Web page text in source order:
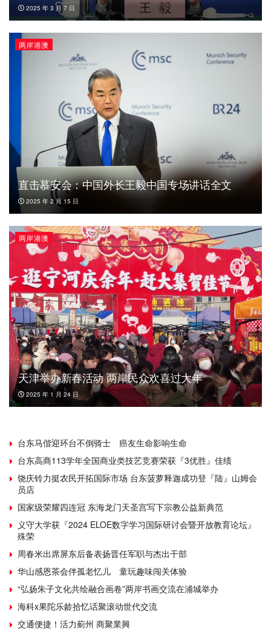
2025 年 3 月 7 日
两岸港澳
直击慕安会：中国外长王毅中国专场讲话全文
2025 年 2 月 15 日
两岸港澳
天津举办新春活动 两岸民众欢喜过大年
2025 年 1 月 24 日
台东马偕迎环台不倒骑士 癌友生命影响生命
台东高商113学年全国商业类技艺竞赛荣获『3优胜』佳绩
饶庆铃力挺农民开拓国际市场 台东菠萝释迦成功登『陆』山姆会
员店
国家级荣耀四连冠 东海龙门天圣宫写下宗教公益新典范
义守大学获『2024 ELOE数字学习国际研讨会暨开放教育论坛』
殊荣
周春米出席屏东后备表扬晋任军职与杰出干部
华山感恩茶会伴孤老忆儿 童玩趣味闯关体验
“弘扬朱子文化共绘融合画卷”两岸书画交流在浦城举办
海科x果陀乐龄拾忆话聚滚动世代交流
交通便捷！活力薊州 商聚業興